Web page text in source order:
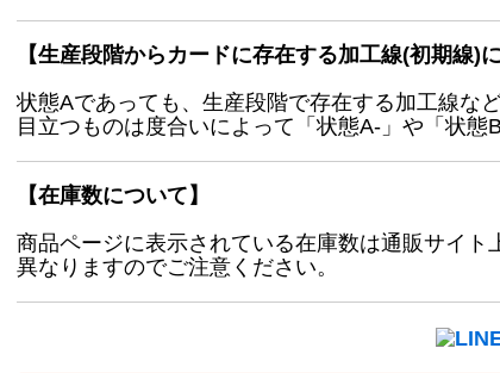
【生産段階からカードに存在する加工線(初期線)に
状態Aであっても、生産段階で存在する加工線な
目立つものは度合いによって「状態A-」や「状態
【在庫数について】
商品ページに表示されている在庫数は通販サイ
異なりますのでご注意ください。